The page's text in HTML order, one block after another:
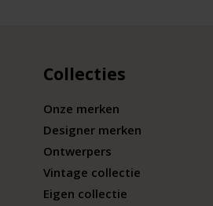
Collecties
Onze merken
Designer merken
Ontwerpers
Vintage collectie
Eigen collectie